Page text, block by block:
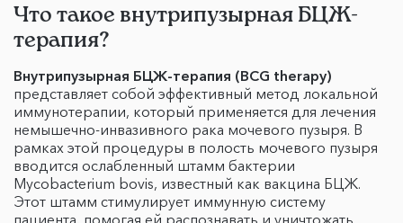
Что такое внутрипузырная БЦЖ-
терапия?
Внутрипузырная БЦЖ-терапия (BCG therapy)
представляет собой эффективный метод локальной
иммунотерапии, который применяется для лечения
немышечно-инвазивного рака мочевого пузыря. В
рамках этой процедуры в полость мочевого пузыря
вводится ослабленный штамм бактерии
Mycobacterium bovis, известный как вакцина БЦЖ.
Этот штамм стимулирует иммунную систему
пациента, помогая ей распознавать и уничтожать